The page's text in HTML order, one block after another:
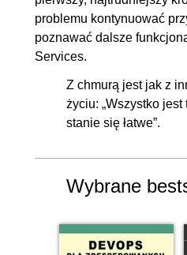
8.4. Config
9. Bezpieczeństwo
9.1. Wstęp do rozdziału
9.2. IAM
9.3. IAM w praktyce
9.6. Szyfrowanie symetryczne,
asymetryczne i usługa KMS
problemu kontynuować
poznawać dalsze
Services.
Z chmurą jest jak z
życiu: „Wszystko
stanie się łatwe”.
Wybrane